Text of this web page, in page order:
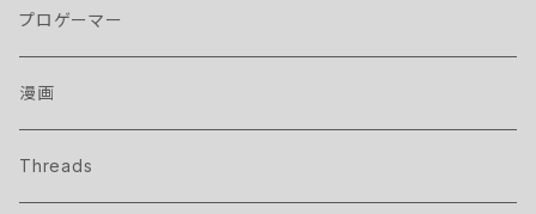
プロゲーマー
漫画
Threads